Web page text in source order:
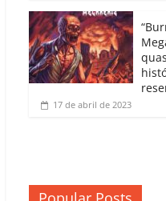
17 de abril de 2023